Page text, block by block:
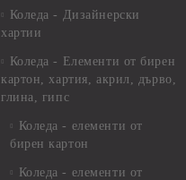
Коледа - Дизайнерски
хартии
Коледа - Eлементи от бирен
картон, хартия, акрил, дърво,
глина, гипс
Коледа - елементи от
бирен картон
Коледа - елементи от